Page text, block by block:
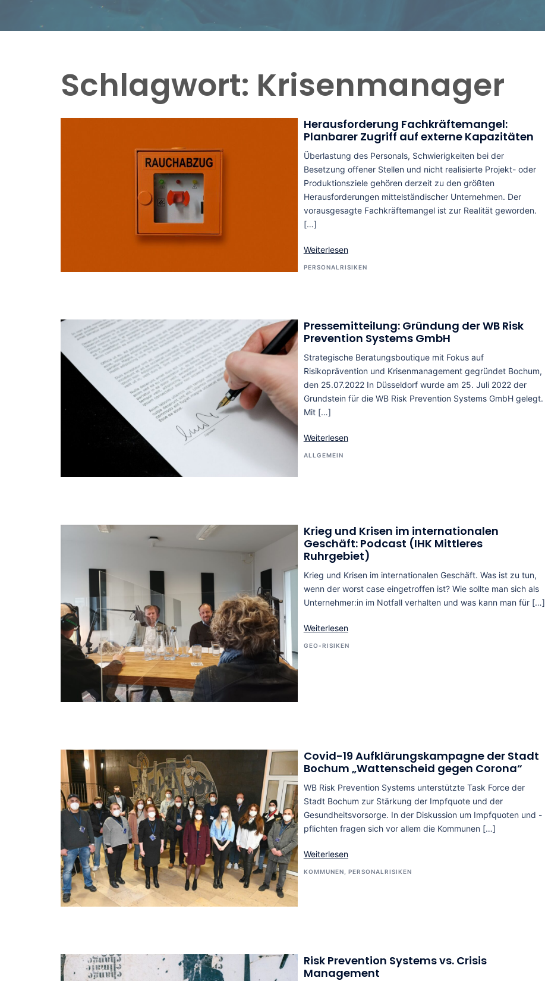
Schlagwort: Krisenmanager
Herausforderung Fachkräftemangel:
Planbarer Zugriff auf externe Kapazitäten
Überlastung des Personals, Schwierigkeiten bei der
Besetzung offener Stellen und nicht realisierte Projekt- oder
Produktionsziele gehören derzeit zu den größten
Herausforderungen mittelständischer Unternehmen. Der
vorausgesagte Fachkräftemangel ist zur Realität geworden.
[…]
Weiterlesen
PERSONALRISIKEN
Pressemitteilung: Gründung der WB Risk
Prevention Systems GmbH
Strategische Beratungsboutique mit Fokus auf
Risikoprävention und Krisenmanagement gegründet Bochum,
den 25.07.2022 In Düsseldorf wurde am 25. Juli 2022 der
Grundstein für die WB Risk Prevention Systems GmbH gelegt.
Mit […]
Weiterlesen
ALLGEMEIN
Krieg und Krisen im internationalen
Geschäft: Podcast (IHK Mittleres
Ruhrgebiet)
Krieg und Krisen im internationalen Geschäft. Was ist zu tun,
wenn der worst case eingetroffen ist? Wie sollte man sich als
Unternehmer:in im Notfall verhalten und was kann man für […]
Weiterlesen
GEO-RISIKEN
Covid-19 Aufklärungskampagne der Stadt
Bochum „Wattenscheid gegen Corona“
WB Risk Prevention Systems unterstützte Task Force der
Stadt Bochum zur Stärkung der Impfquote und der
Gesundheitsvorsorge. In der Diskussion um Impfquoten und -
pflichten fragen sich vor allem die Kommunen […]
Weiterlesen
KOMMUNEN, PERSONALRISIKEN
Risk Prevention Systems vs. Crisis
Management